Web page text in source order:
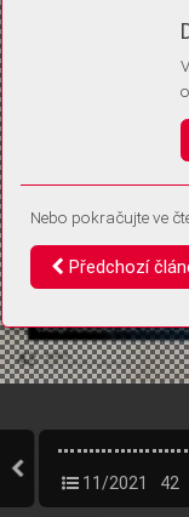
Identifikátor je zcela
Vaše souhlasy a
vás už příště znovu
11/2021 42
Nebo pokračujte ve
Předchozí